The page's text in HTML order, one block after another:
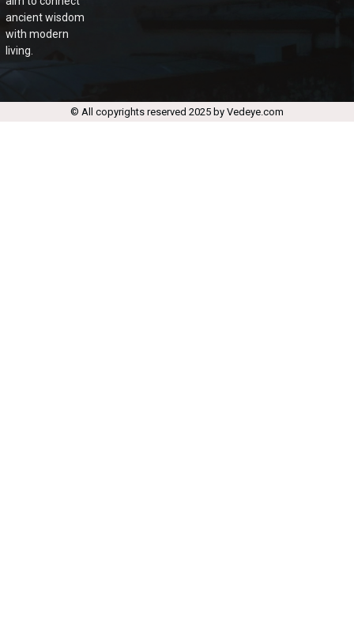
ancient wisdom
with modern
living.
© All copyrights reserved 2025 by Vedeye.com